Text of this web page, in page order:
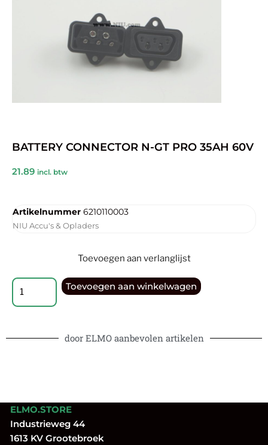
BATTERY CONNECTOR N-GT PRO 35AH 60V
21.89 incl. btw
Artikelnummer 6210110003
NIU Accu's & Opladers
Toevoegen aan verlanglijst
Toevoegen aan winkelwagen
door ELMO aanbevolen artikelen
ELMO.STORE
Industrieweg 44
1613 KV Grootebroek